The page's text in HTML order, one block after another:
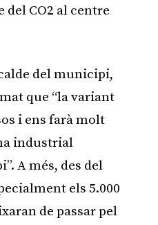
CO2 al centre
del municipi,
que “la variant
i ens farà molt
industrial
A més, des del
els 5.000
de passar pel